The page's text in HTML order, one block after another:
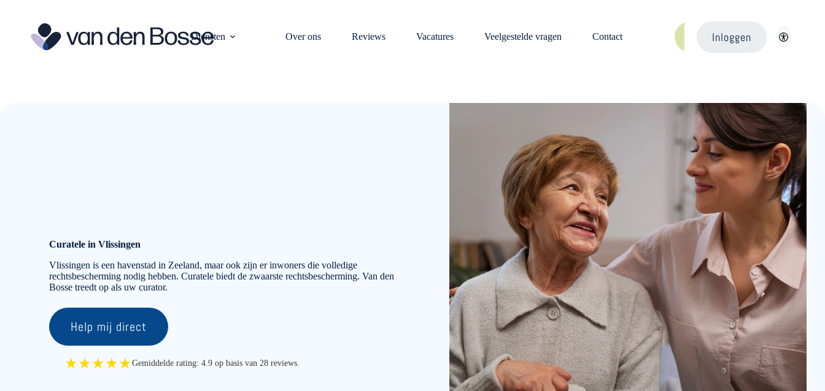
Diensten Over ons Reviews Vacatures Veelgestelde vragen Contact Aanmelden
Inloggen
Curatele in Vlissingen
Vlissingen is een havenstad in Zeeland, maar ook zijn er inwoners die volledige
rechtsbescherming nodig hebben. Curatele biedt de zwaarste rechtsbescherming. Van den
Bosse treedt op als uw curator.
Help mij direct
★★★★★Gemiddelde rating: 4.9 op basis van 28 reviews.